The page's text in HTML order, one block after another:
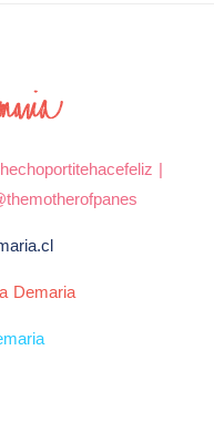
|
Demaria